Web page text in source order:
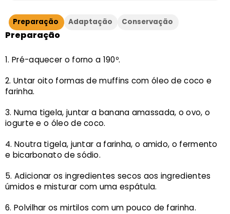
Preparação Adaptação Conservação
Preparação
Pré-aquecer o forno a 190º.
Untar oito formas de muffins com óleo de coco e
farinha.
Numa tigela, juntar a banana amassada, o ovo, o
iogurte e o óleo de coco.
Noutra tigela, juntar a farinha, o amido, o fermento
e bicarbonato de sódio.
Adicionar os ingredientes secos aos ingredientes
úmidos e misturar com uma espátula.
Polvilhar os mirtilos com um pouco de farinha.